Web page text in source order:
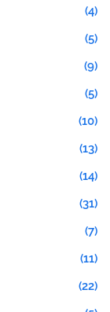
(4)
(5)
(9)
(5)
(10)
(13)
(14)
(31)
(7)
(11)
(22)